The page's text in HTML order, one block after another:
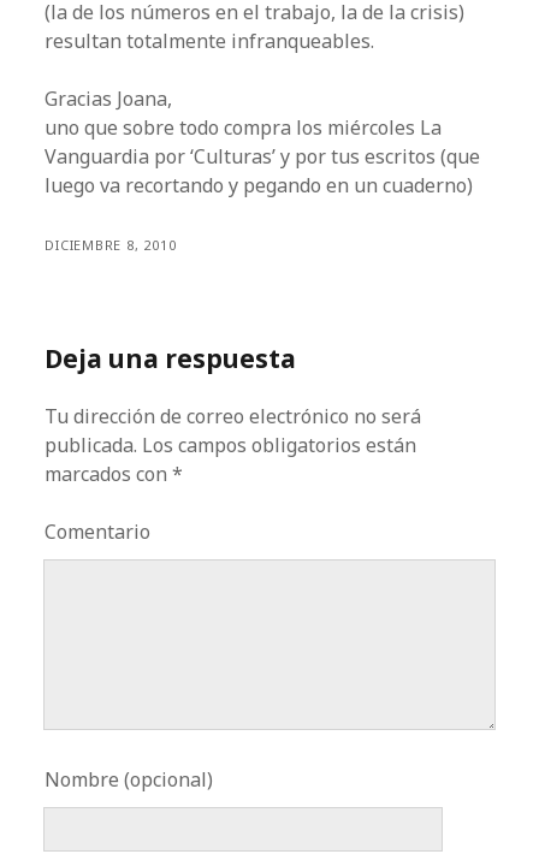
(la de los números en el trabajo, la de la crisis)
resultan totalmente infranqueables.
Gracias Joana,
uno que sobre todo compra los miércoles La
Vanguardia por ‘Culturas’ y por tus escritos (que
luego va recortando y pegando en un cuaderno)
DICIEMBRE 8, 2010
Deja una respuesta
Tu dirección de correo electrónico no será
publicada. Los campos obligatorios están
marcados con*
Comentario
Nombre (opcional)